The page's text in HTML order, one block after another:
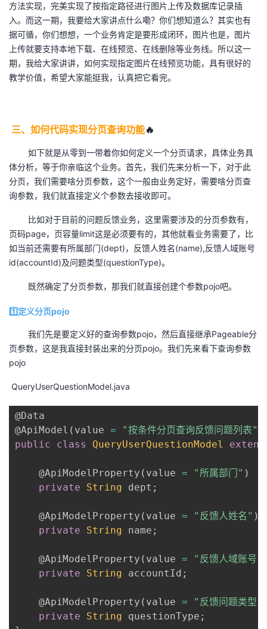
方法实现，完美实现了按指定路径进行图片上传及数据库记录插
入。而这一期，我要给大家讲点什么嘞？你们想知道么？其实也有
据可循，你们想想，一个业务肯定是要形成闭环，图片也是，图片
上传就要支持本地下载、在线预览、在线删除等业务线。所以这一
期，我给大家讲讲，如何实现指定图片在线预览功能，具有很好的
教学价值，希望大家能挺我，认真把它看完。
三、如何代码实现分页查询功能🔥
如下就是从零到一带着你如何定义一个分页请求，具体业务具
体分析，等于你亲临这个业务。首先，我们先来分析一下，对于此
分页，我们需要啥分页参数，这个一般由业务定好，需要啥分页查
询参数，我们就直接定义个参数去接收即可。
比如对于目前的问题反馈业务，这里需要涉及的分页参数有，
页码page，页容量limit这是必须要有的，其他就看业务需要了，比
如当前还需要有所属部门(dept)，反馈人姓名(name),反馈人域账号
id(accountId)及问题类型(questionType)。
既然确定了分页参数，那我们就直接创建个参数pojo吧。
1️⃣定义分页pojo
我们先是要定义好的查询参数pojo，然后直接继承Pageable分
页参数，这是我直接封装出来的分页pojo。我们先来看下查询参数
pojo
QueryUserQuestionModel.java
@Data
@ApiModel ( value = "按条件分页查询反馈问题列表"
public
class QueryUserQuestionModel
@ApiModelProperty ( value = "所属部门" )
private
String dept ;
@ApiModelProperty ( value = "反馈人姓名" )
private
String name ;
@ApiModelProperty ( value = "反馈人域账号"
private
String accountId ;
@ApiModelProperty ( value = "反馈问题类型"
private
String questionType ;